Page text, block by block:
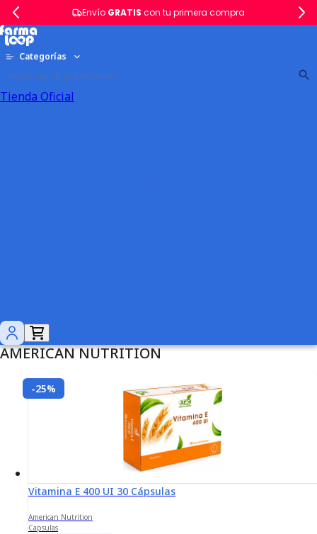
Envío GRATIS con tu primera compra
Categorías
Tienda Oficial
AMERICAN NUTRITION
-25%
Vitamina E 400 UI 30 Cápsulas
American Nutrition
Capsulas